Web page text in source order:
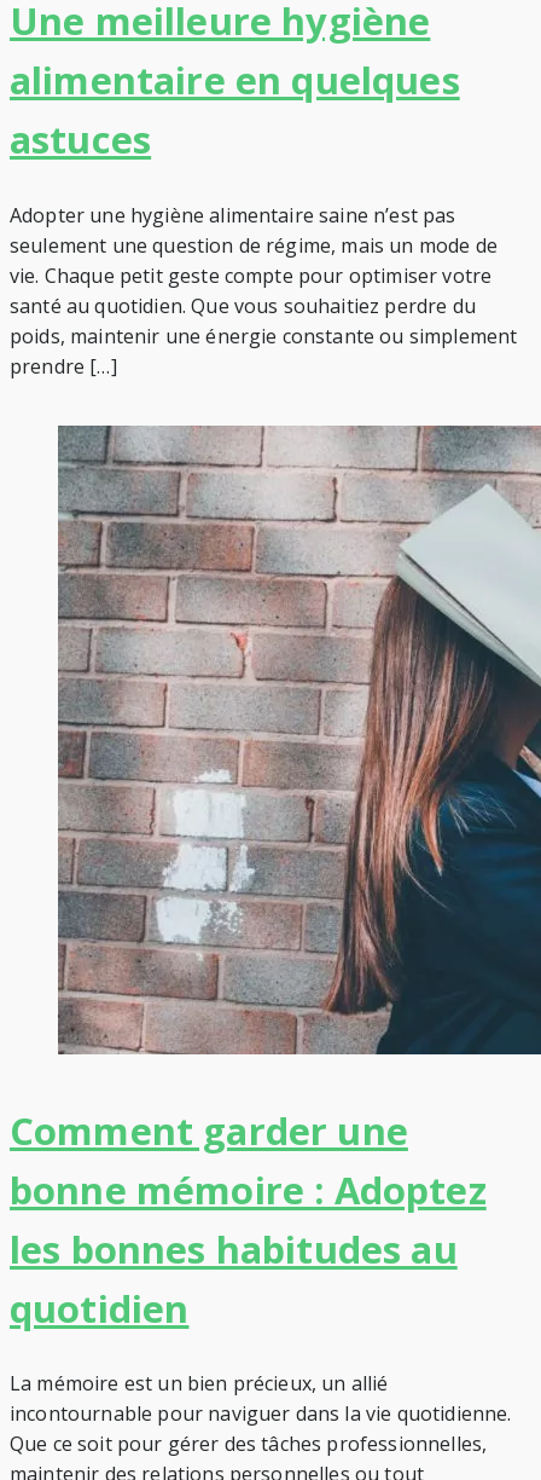
Une meilleure hygiène
alimentaire en quelques
astuces
Adopter une hygiène alimentaire saine n’est pas
seulement une question de régime, mais un mode de
vie. Chaque petit geste compte pour optimiser votre
santé au quotidien. Que vous souhaitiez perdre du
poids, maintenir une énergie constante ou simplement
prendre […]
Comment garder une
bonne mémoire : Adoptez
les bonnes habitudes au
quotidien
La mémoire est un bien précieux, un allié
incontournable pour naviguer dans la vie quotidienne.
Que ce soit pour gérer des tâches professionnelles,
maintenir des relations personnelles ou tout